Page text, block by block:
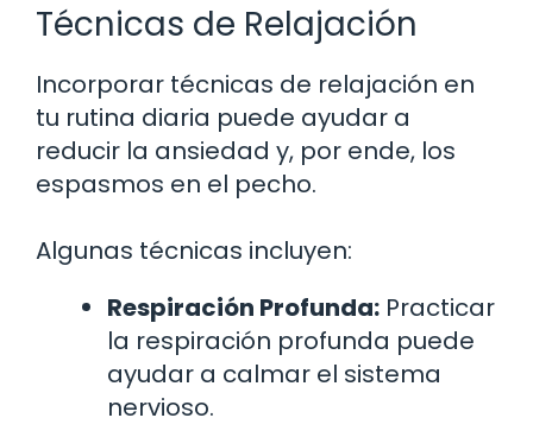
Técnicas de Relajación
Incorporar técnicas de relajación en
tu rutina diaria puede ayudar a
reducir la ansiedad y, por ende, los
espasmos en el pecho.
Algunas técnicas incluyen:
Respiración Profunda: Practicar
la respiración profunda puede
ayudar a calmar el sistema
nervioso.